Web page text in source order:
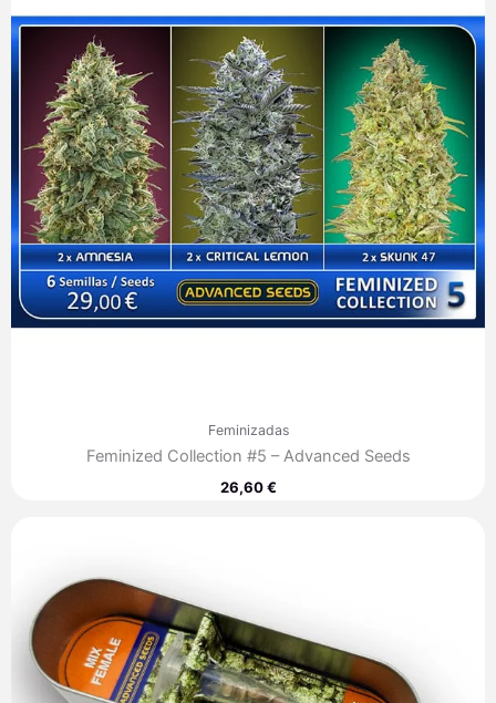
Feminizadas
Feminized Collection #5 – Advanced Seeds
26,60€